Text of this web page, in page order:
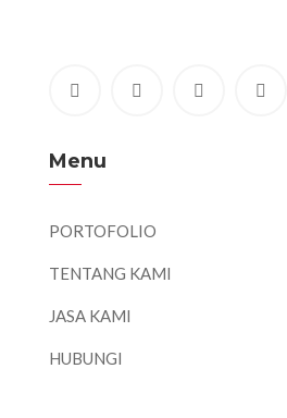
Menu
PORTOFOLIO
TENTANG KAMI
JASA KAMI
HUBUNGI